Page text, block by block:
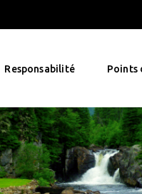
Responsabilité Points